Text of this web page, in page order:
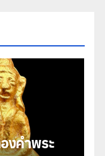
งคำพระ